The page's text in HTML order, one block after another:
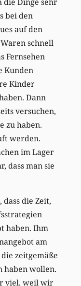
bei den
auf den
schnell
Fernsehen
Kunden
Kinder
Dann
versuchen,
zu haben.
werden.
im Lager
dass man sie
die Zeit,
haben. Ihm
am
zeitgemäße
haben wollen.
viel, weil wir